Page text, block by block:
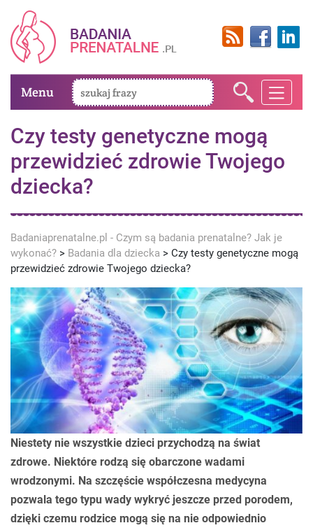
Menu
Czy testy genetyczne mogą
przewidzieć zdrowie Twojego
dziecka?
Badaniaprenatalne.pl - Czym są badania prenatalne? Jak je
wykonać? > Badania dla dziecka > Czy testy genetyczne mogą
przewidzieć zdrowie Twojego dziecka?
Niestety nie wszystkie dzieci przychodzą na świat
zdrowe. Niektóre rodzą się obarczone wadami
wrodzonymi. Na szczęście współczesna medycyna
pozwala tego typu wady wykryć jeszcze przed porodem,
dzięki czemu rodzice mogą się na nie odpowiednio